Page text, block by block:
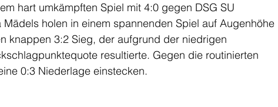
hart umkämpften Spiel mit 4:0 gegen DSG SU
holen in einem spannenden Spiel auf Augenhöhe
knappen 3:2 Sieg, der aufgrund der niedrigen
resultierte. Gegen die routinierten
0:3 Niederlage einstecken.